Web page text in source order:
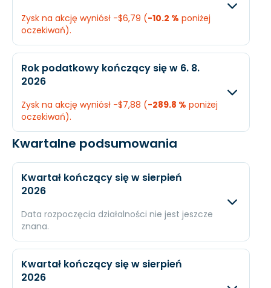
Dochód $151,1 mln.
EPS $2,59 -
Zysk na akcję wyniósł -$6,79 (-10.2 % poniżej
oczekiwań).
Przychody
Dochód -$362,2 mln.
EPS -$6,16
Rok podatkowy kończący się w 6. 8.
2026
Zysk na akcję wyniósł -$7,88 (-289.8 % poniżej
oczekiwań).
Oczekiwany
Przychody $3,95 mld.
EPS
Kwartalne podsumowania
Kwartał kończący się w sierpień
2026
Data rozpoczęcia działalności nie jest jeszcze
znana.
Przychody
Kwartał kończący się w sierpień
2026